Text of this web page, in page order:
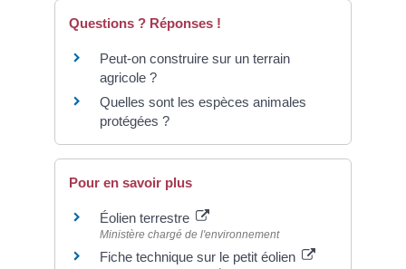
Questions ? Réponses !
Peut-on construire sur un terrain
agricole ?
Quelles sont les espèces animales
protégées ?
Pour en savoir plus
Éolien terrestre
Ministère chargé de l'environnement
Fiche technique sur le petit éolien